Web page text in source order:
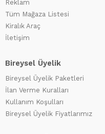
Reklam
Tüm Mağaza Listesi
Kiralık Araç
İletişim
Bireysel Üyelik
Bireysel Üyelik Paketleri
İlan Verme Kuralları
Kullanım Koşulları
Bireysel Üyelik Fiyatlarımız